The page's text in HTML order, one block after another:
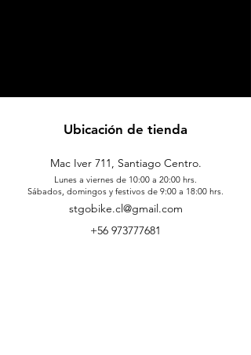
Ubicación de tienda
Mac Iver 711, Santiago Centro.
Lunes a viernes de 10:00 a 20:00 hrs.
Sábados, domingos y festivos de 9:00 a 18:00 hrs.
stgobike.cl@gmail.com
+56 973777681